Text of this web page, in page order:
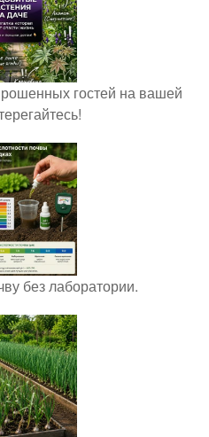
гостей на вашей
без лаборатории.